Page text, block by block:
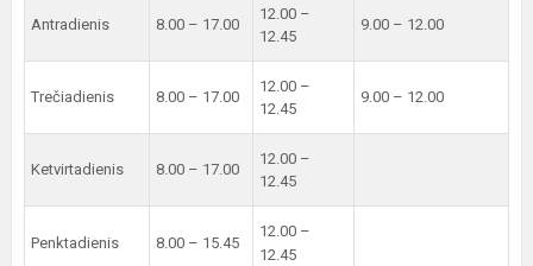
Antradienis 8.00 – 17.00
12.00 –
12.45
9.00 – 12.00
Trečiadienis 8.00 – 17.00
12.00 –
12.45
9.00 – 12.00
Ketvirtadienis 8.00 – 17.00
12.00 –
12.45
Penktadienis 8.00 – 15.45
12.00 –
12.45